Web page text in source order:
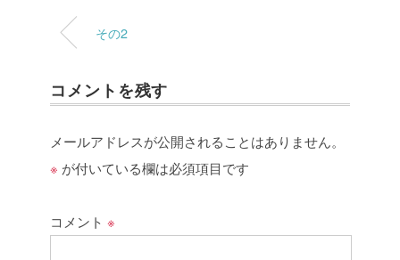
その2
コメントを残す
メールアドレスが公開されることはありません。
※ が付いている欄は必須項目です
コメント ※